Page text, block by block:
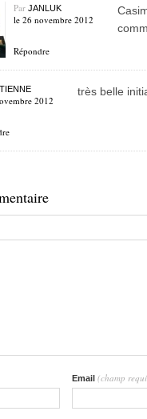
Par JANLUK
le 26 novembre 2012
Répondre
2012
très belle
Email (champ